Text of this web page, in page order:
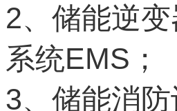
2、储能逆变
系统EMS ；
3、储能消